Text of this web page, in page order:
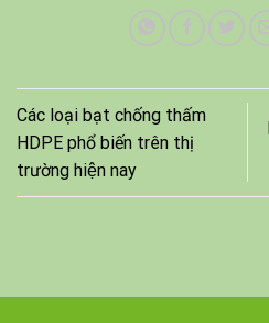
Các loại bạt chống thấm
HDPE phổ biến trên thị
trường hiện nay